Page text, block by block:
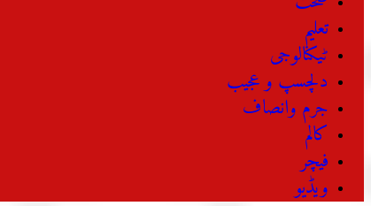
تعلیم
ٹیکنالوجی
دلچسپ و عجیب
جرم وانصاف
کالم
فیچر
ویڈیو